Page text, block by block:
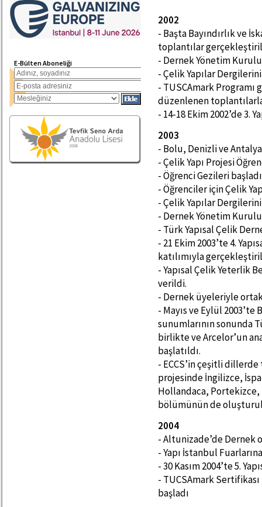
E-Bülten Aboneliği
2002
- Başta Bayındırlık ve
toplantılar
- Dernek Yönetim Kurulu
- Çelik Yapılar
- TUSCAmark Programı
düzenlenen
- 14-18 Ekim 2002’de 3.
2003
- Bolu, Denizli ve
- Çelik Yapı Projesi
- Öğrenci Gezileri
- Öğrenciler için Çelik
- Çelik Yapılar
- Dernek Yönetim Kurulu
- Türk Yapısal Çelik
- 21 Ekim 2003’te 4.
katılımıyla
- Yapısal Çelik Yeterlik
verildi.
- Dernek üyeleriyle ortak
- Mayıs ve Eylül
sunumlarının sonunda
birlikte ve Arcelor’un
başlatıldı.
- ECCS’in çeşitli
projesinde İngilizce,
Hollandaca, Portekizce,
bölümünün de
2004
- Altunizade’de Dernek
- Yapı İstanbul
- 30 Kasım 2004’te 5.
- TUCSAmark Sertifikası
başladı